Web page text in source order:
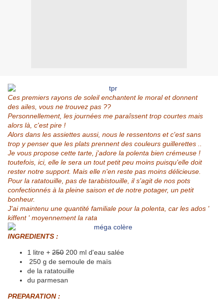
Ces premiers rayons de soleil enchantent le moral et donnent
des ailes, vous ne trouvez pas ??
Personnellement, les journées me paraîssent trop courtes mais
alors là, c'est pire !
Alors dans les assiettes aussi, nous le ressentons et c'est sans
trop y penser que les plats prennent des couleurs guillerettes ..
Je vous propose cette tarte, j'adore la polenta bien crémeuse !
toutefois, ici, elle le sera un tout petit peu moins puisqu'elle doit
rester notre support. Mais elle n'en reste pas moins délicieuse.
Pour la ratatouille, pas de tarabistouille, il s'agit de nos pots
confectionnés à la pleine saison et de notre potager, un petit
bonheur.
J'ai maintenu une quantité familiale pour la polenta, car les ados '
kiffent ' moyennement la rata
INGREDIENTS :
1 litre + 250 200 ml d'eau salée
250 g de semoule de maïs
de la ratatouille
du parmesan
PREPARATION :